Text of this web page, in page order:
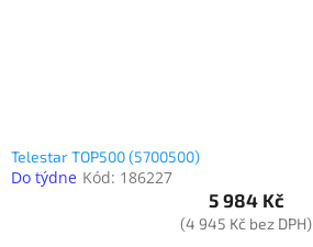
Telestar TOP500 (5700500)
Do týdne Kód: 186227
5 984 Kč
(4 945 Kč bez DPH)